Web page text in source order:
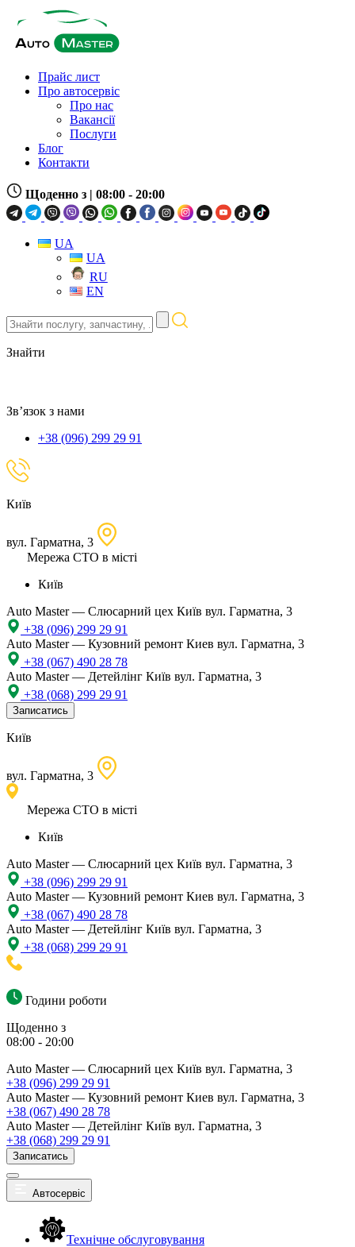
Прайс лист
Про автосервіс
Про нас
Вакансії
Послуги
Блог
Контакти
Щоденно з | 08:00 - 20:00
UA
UA
RU
EN
Знайти
послугу,
запчастину,
локацію
Знайти
Зв’язок з нами
+38 (096) 299 29 91
Київ
вул. Гарматна, 3
Мережа СТО в місті
Київ
Auto Master — Слюсарний цех Київ вул. Гарматна, 3
+38 (096) 299 29 91
Auto Master — Кузовний ремонт Киев вул. Гарматна, 3
+38 (067) 490 28 78
Auto Master — Детейлінг Київ вул. Гарматна, 3
+38 (068) 299 29 91
Записатись
Київ
вул. Гарматна, 3
Мережа СТО в місті
Київ
Auto Master — Слюсарний цех Київ вул. Гарматна, 3
+38 (096) 299 29 91
Auto Master — Кузовний ремонт Киев вул. Гарматна, 3
+38 (067) 490 28 78
Auto Master — Детейлінг Київ вул. Гарматна, 3
+38 (068) 299 29 91
Години роботи
Щоденно з
08:00 - 20:00
Auto Master — Слюсарний цех Київ вул. Гарматна, 3
+38 (096) 299 29 91
Auto Master — Кузовний ремонт Киев вул. Гарматна, 3
+38 (067) 490 28 78
Auto Master — Детейлінг Київ вул. Гарматна, 3
+38 (068) 299 29 91
Записатись
Автосервіс
Технічне обслуговування